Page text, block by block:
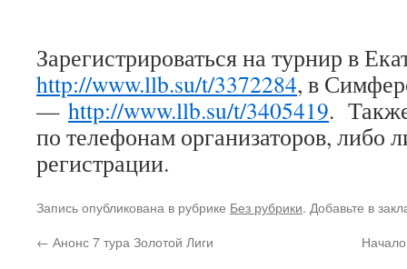
Зарегистрироваться на турнир в
http://www.llb.su/t/3372284, в
— http://www.llb.su/t/3405419.
по телефонам организаторов, либо
регистрации.
Запись опубликована в рубрике Без рубрики. Добавьте в
← Анонс 7 тура Золотой Лиги